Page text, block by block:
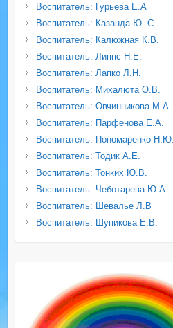
Воспитатель: Гурьева Е.А
Воспитатель: Казанда Ю. С.
Воспитатель: Калюжная К.В.
Воспитатель: Липпс Н.Е.
Воспитатель: Лапко Л.Н.
Воспитатель: Михалюта О.В.
Воспитатель: Овчинникова М.А.
Воспитатель: Парфенова Е.А.
Воспитатель: Пономаренко Н.Ю.
Воспитатель: Тодик А.Е.
Воспитатель: Тонких Ю.В.
Воспитатель: Чеботарева Ю.А.
Воспитатель: Шевалье Л.В
Воспитатель: Шупикова Е.В.